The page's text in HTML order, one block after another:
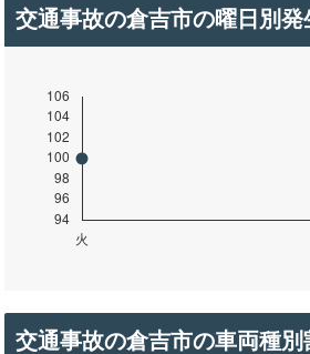
交通事故の倉吉市の曜日別発
交通事故の倉吉市の車両種別